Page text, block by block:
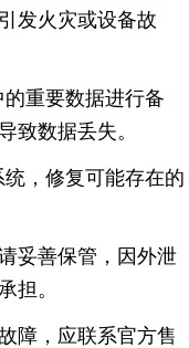
发火灾或设备故
重要数据进行备
致数据丢失。​
，修复可能存在的
妥善保管，因外泄
担。​
障，应联系官方售